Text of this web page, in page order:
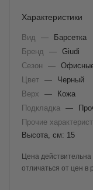
Характеристики
Вид —
Барсетка
Бренд
— Giudi
Сезон
—
Цвет —
Черный
Верх
—
Кожа
Подкладка
—
Прочие
Высота, см: 15
Цена
отличаться от цен в